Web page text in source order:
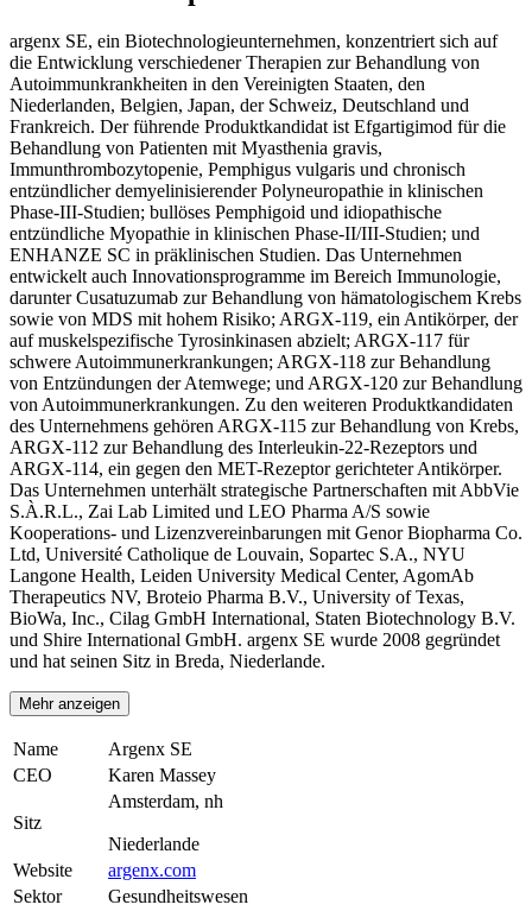
argenx SE, ein Biotechnologieunternehmen, konzentriert sich auf
die Entwicklung verschiedener Therapien zur Behandlung von
Autoimmunkrankheiten in den Vereinigten Staaten, den
Niederlanden, Belgien, Japan, der Schweiz, Deutschland und
Frankreich. Der führende Produktkandidat ist Efgartigimod für die
Behandlung von Patienten mit Myasthenia gravis,
Immunthrombozytopenie, Pemphigus vulgaris und chronisch
entzündlicher demyelinisierender Polyneuropathie in klinischen
Phase-III-Studien; bullöses Pemphigoid und idiopathische
entzündliche Myopathie in klinischen Phase-II/III-Studien; und
ENHANZE SC in präklinischen Studien. Das Unternehmen
entwickelt auch Innovationsprogramme im Bereich Immunologie,
darunter Cusatuzumab zur Behandlung von hämatologischem Krebs
sowie von MDS mit hohem Risiko; ARGX-119, ein Antikörper, der
auf muskelspezifische Tyrosinkinasen abzielt; ARGX-117 für
schwere Autoimmunerkrankungen; ARGX-118 zur Behandlung
von Entzündungen der Atemwege; und ARGX-120 zur Behandlung
von Autoimmunerkrankungen. Zu den weiteren Produktkandidaten
des Unternehmens gehören ARGX-115 zur Behandlung von Krebs,
ARGX-112 zur Behandlung des Interleukin-22-Rezeptors und
ARGX-114, ein gegen den MET-Rezeptor gerichteter Antikörper.
Das Unternehmen unterhält strategische Partnerschaften mit AbbVie
S.À.R.L., Zai Lab Limited und LEO Pharma A/S sowie
Kooperations- und Lizenzvereinbarungen mit Genor Biopharma Co.
Ltd, Université Catholique de Louvain, Sopartec S.A., NYU
Langone Health, Leiden University Medical Center, AgomAb
Therapeutics NV, Broteio Pharma B.V., University of Texas,
BioWa, Inc., Cilag GmbH International, Staten Biotechnology B.V.
und Shire International GmbH. argenx SE wurde 2008 gegründet
und hat seinen Sitz in Breda, Niederlande.
Mehr anzeigen
Name
Argenx SE
CEO
Karen Massey
Sitz
Amsterdam, nh
Niederlande
Website
argenx.com
Sektor
Gesundheitswesen